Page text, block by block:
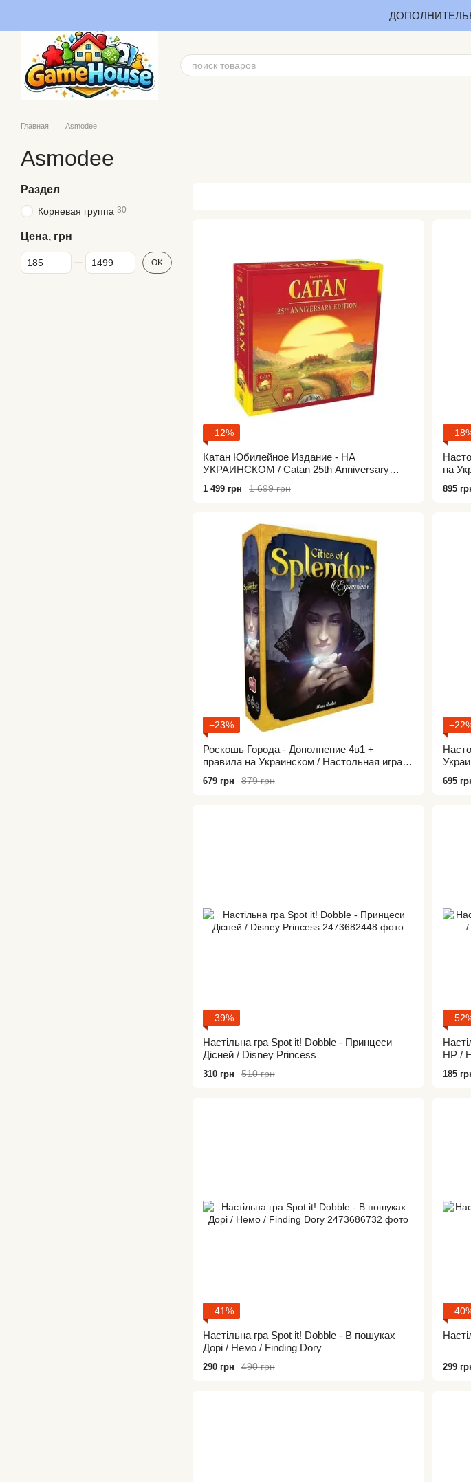
Главная Asmodee
Asmodee
−12%
Катан Юбилейное Издание - НА
УКРАИНСКОМ / Catan 25th Anniversary
1 699 грн
1 499 грн
на
895
−23%
Роскошь Города - Дополнение 4в1 +
правила на Украинском / Настольная игра
879 грн
679 грн 695
−39%
Настільна гра Spot it! Dobble - Принцеси
Дісней / Disney Princess
510 грн
310 грн
HP /
185
−41%
Настільна гра Spot it! Dobble - В пошуках
Дорі / Немо / Finding Dory
490 грн
290 грн 299
Раздел
Корневая группа 30
Цена, грн
От Цена, грн
До Цена, грн OK